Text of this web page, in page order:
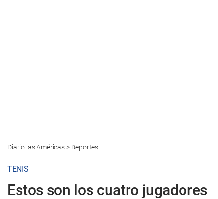
Diario las Américas> Deportes
TENIS
Estos son los cuatro jugadores